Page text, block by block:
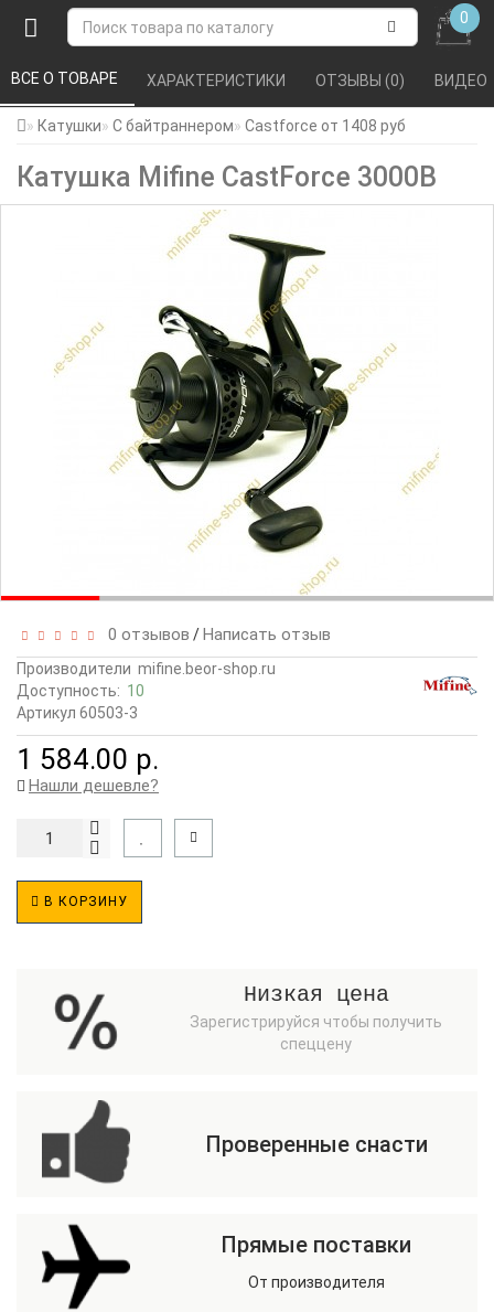
0
Катушки С байтраннером Castforce от 1408 руб
Катушка Mifine CastForce 3000B
ВСЕ О ТОВАРЕ ХАРАКТЕРИСТИКИ ОТЗЫВЫ (0) ВИДЕО
0 отзывов /Написать отзыв
Производители mifine.beor-shop.ru
Доступность: 10
Артикул 60503-3
1 584.00 р.
Нашли дешевле?
В КОРЗИНУ
Низкая цена
Зарегистрируйся чтобы получить
спеццену
Проверенные снасти
Прямые поставки
От производителя
0